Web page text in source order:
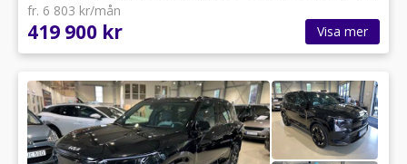
fr. 6 803 kr/mån
419 900 kr Visa mer